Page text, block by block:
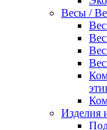
Весы /
Изделия